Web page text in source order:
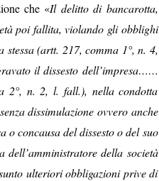
che «Il delitto di bancarotta,
poi fallita, violando gli obblighi
(artt. 217, comma 1°, n. 4,
il dissesto dell’impresa……
2°, n. 2, l. fall.), nella condotta
dissimulazione ovvero anche
o concausa del dissesto o del suo
dell’amministratore della società
ulteriori obbligazioni prive di